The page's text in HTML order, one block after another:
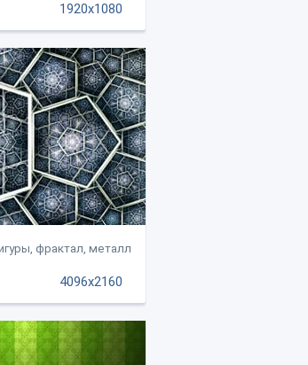
1920x1080
фрактал, металл
4096x2160